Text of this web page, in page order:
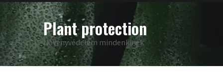
Skip
to
content
Plant protection
Növényvédelem mindenkinek